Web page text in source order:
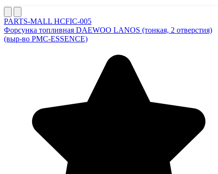
PARTS-MALL HCFIC-005
Форсунка топливная DAEWOO LANOS (тонкая, 2 отверстия)
(выр-во PMC-ESSENCE)